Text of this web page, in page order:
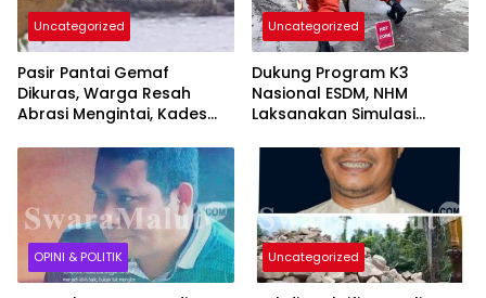
Uncategorized
Pasir Pantai Gemaf
Dikuras, Warga Resah
Abrasi Mengintai, Kades
Uncategorized
Dukung Program K3
Nasional ESDM, NHM
Laksanakan Simulasi
Tambang Gosowong
OPINI & POLITIK Uncategorized